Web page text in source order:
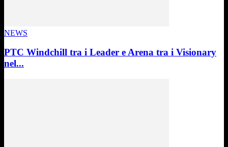
NEWS
PTC Windchill tra i Leader e Arena tra i Visionary
nel...